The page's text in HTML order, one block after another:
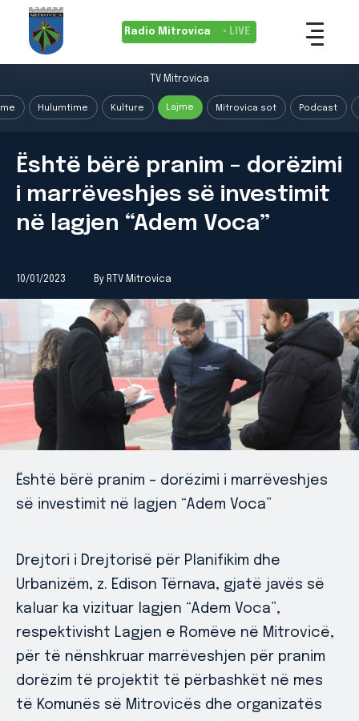
Radio Mitrovica • LIVE
TV Mitrovica
Hulumtime Kulture Lajme Mitrovica sot Podcast
Është bërë pranim – dorëzimi
i marrëveshjes së investimit
në lagjen “Adem Voca”
10/01/2023 By RTV Mitrovica
Është bërë pranim – dorëzimi i marrëveshjes
së investimit në lagjen “Adem Voca”
Drejtori i Drejtorisë për Planifikim dhe
Urbanizëm, z. Edison Tërnava, gjatë javës së
kaluar ka vizituar lagjen “Adem Voca”,
respektivisht Lagjen e Romëve në Mitrovicë,
për të nënshkruar marrëveshjen për pranim
dorëzim të projektit të përbashkët në mes
të Komunës së Mitrovicës dhe organizatës